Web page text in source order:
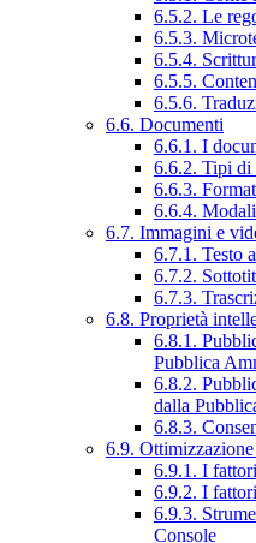
6.5.2. Le
6.5.3.
6.5.4.
6.5.5.
6.5.6.
6.6. Documenti
6.6.1. I
6.6.2. Tipi di
6.6.3.
6.6.4.
6.7. Immagini e
6.7.1. Testo
6.7.2.
6.7.3.
6.8. Proprietà
6.8.1.
Pubblica
6.8.2.
dalla
6.8.3.
6.9.
6.9.1. I fattori
6.9.2. I fattori
6.9.3.
Console